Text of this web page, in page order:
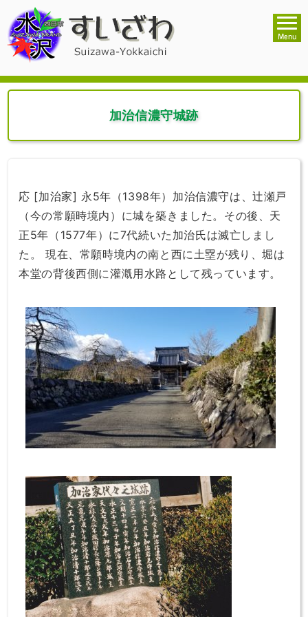
加治信濃守城跡
応 [加治家] 永5年（1398年）加治信濃守は、辻瀬戸
（今の常願時境内）に城を築きました。その後、天
正5年（1577年）に7代続いた加治氏は滅亡しまし
た。 現在、常願時境内の南と西に土塁が残り、堀は
本堂の背後西側に灌漑用水路として残っています。